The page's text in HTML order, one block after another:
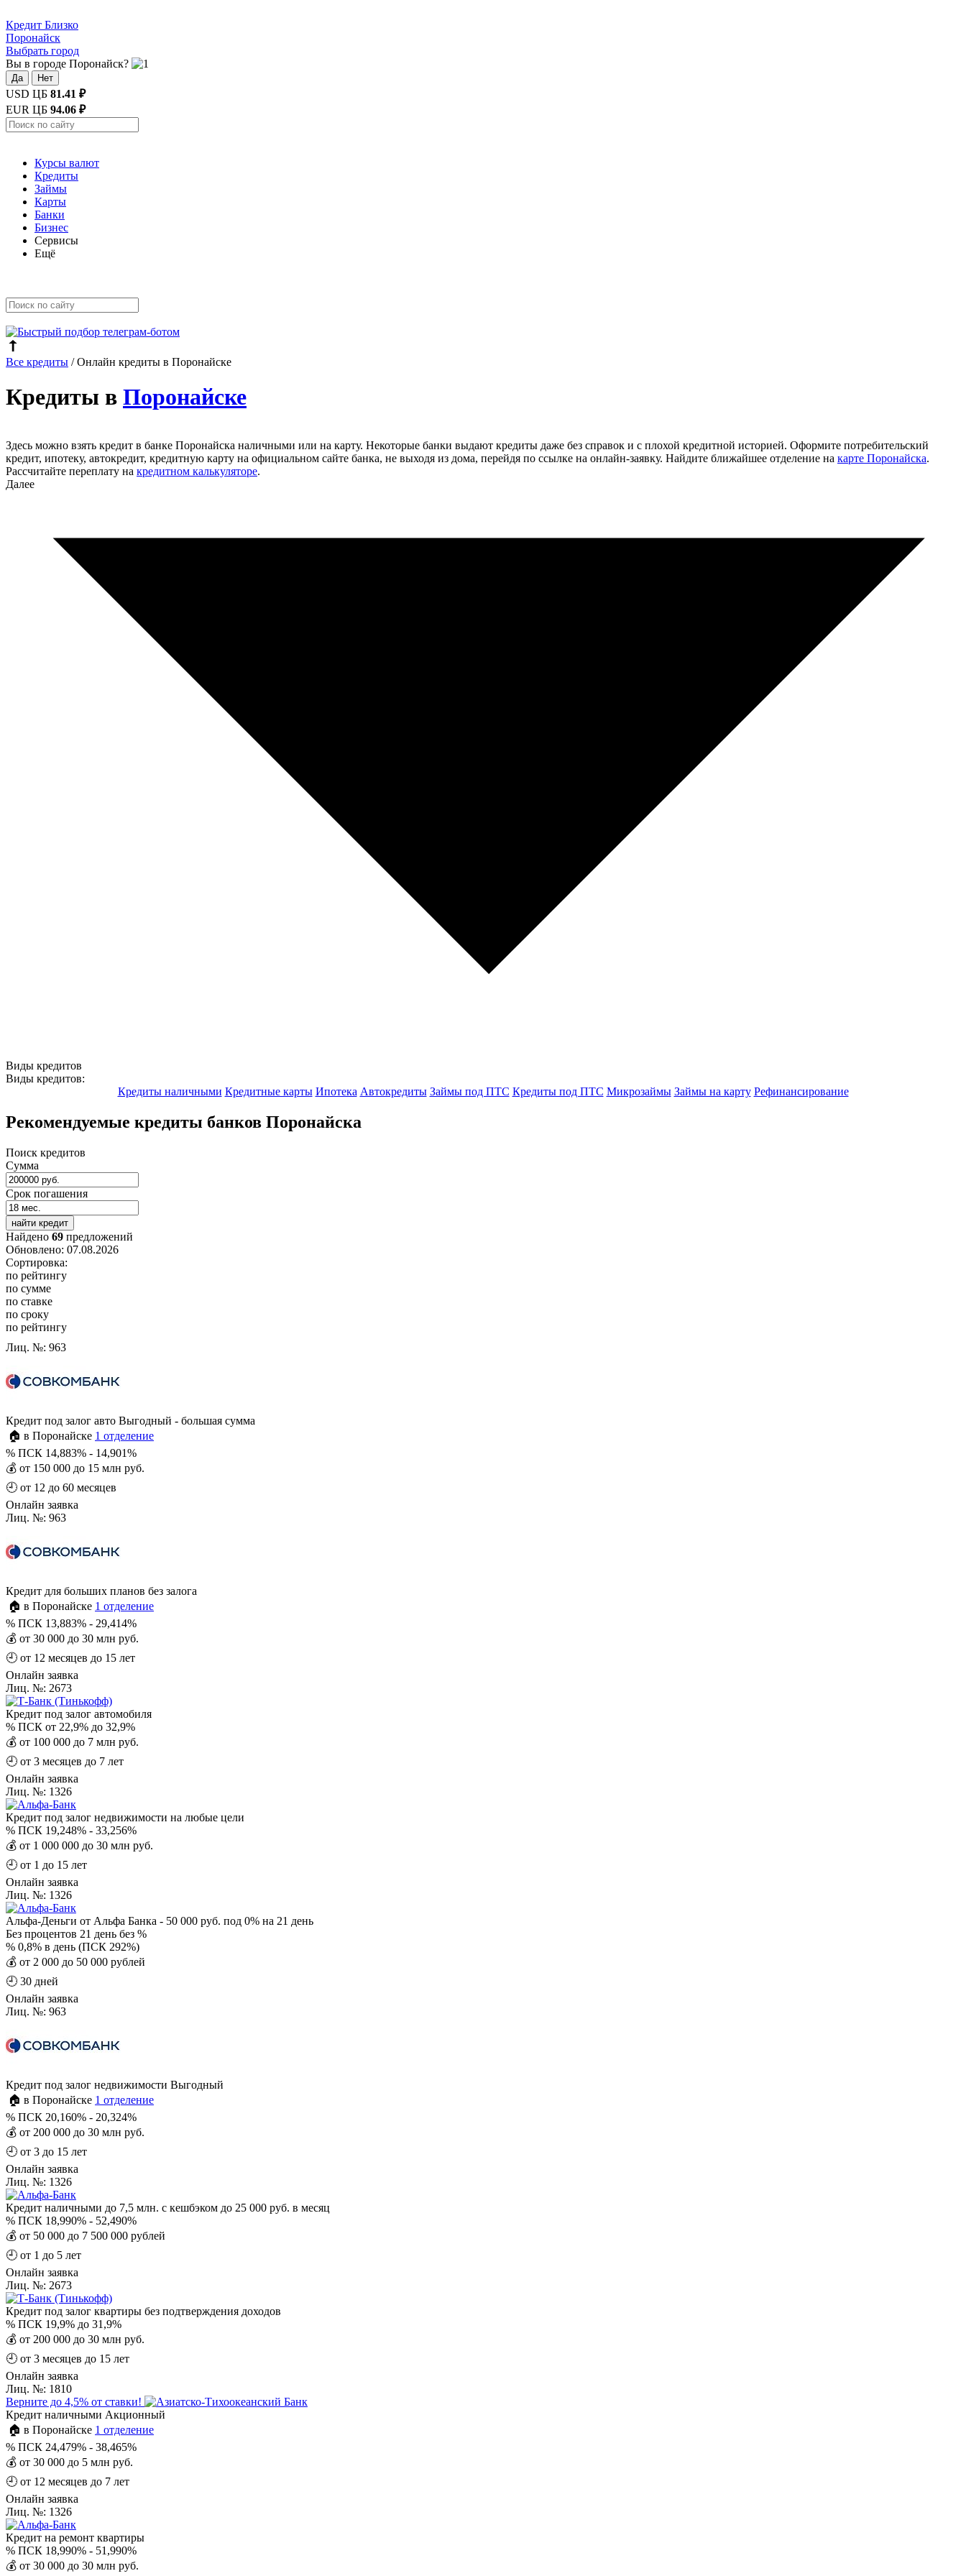
Кредит Близко
Поронайск
Выбрать город
Вы в городе Поронайск?
Да Нет
USD ЦБ 81.41 ₽
EUR ЦБ 94.06 ₽
Курсы валют
Кредиты
Займы
Карты
Банки
Бизнес
Сервисы
Ещё
Все кредиты /Онлайн кредиты в Поронайске
Кредиты в Поронайске
Здесь можно взять кредит в банке Поронайска наличными или на карту. Некоторые банки выдают кредиты даже без справок и с плохой кредитной историей. Оформите потребительский
кредит, ипотеку, автокредит, кредитную карту на официальном сайте банка, не выходя из дома, перейдя по ссылке на онлайн-заявку. Найдите ближайшее отделение на карте Поронайска.
Рассчитайте переплату на кредитном калькуляторе.
Далее
Виды кредитов
Виды кредитов:
Кредиты наличными Кредитные карты Ипотека Автокредиты Займы под ПТС Кредиты под ПТС Микрозаймы Займы на карту Рефинансирование
Рекомендуемые кредиты банков Поронайска
Поиск кредитов
Сумма
Срок погашения
найти кредит
Найдено 69 предложений
Обновлено: 07.08.2026
Сортировка:
по рейтингу
по сумме
по ставке
по сроку
по рейтингу
Лиц. №: 963
Кредит под залог авто Выгодный - большая сумма
🏠 в Поронайске 1 отделение
% ПСК 14,883% - 14,901%
💰 от 150 000 до 15 млн руб.
🕘 от 12 до 60 месяцев
Онлайн заявка
Лиц. №: 963
Кредит для больших планов без залога
🏠 в Поронайске 1 отделение
% ПСК 13,883% - 29,414%
💰 от 30 000 до 30 млн руб.
🕘 от 12 месяцев до 15 лет
Онлайн заявка
Лиц. №: 2673
Кредит под залог автомобиля
% ПСК от 22,9% до 32,9%
💰 от 100 000 до 7 млн руб.
🕘 от 3 месяцев до 7 лет
Онлайн заявка
Лиц. №: 1326
Кредит под залог недвижимости на любые цели
% ПСК 19,248% - 33,256%
💰 от 1 000 000 до 30 млн руб.
🕘 от 1 до 15 лет
Онлайн заявка
Лиц. №: 1326
Альфа-Деньги от Альфа Банка - 50 000 руб. под 0% на 21 день
Без процентов 21 день без %
% 0,8% в день (ПСК 292%)
💰 от 2 000 до 50 000 рублей
🕘 30 дней
Онлайн заявка
Лиц. №: 963
Кредит под залог недвижимости Выгодный
🏠 в Поронайске 1 отделение
% ПСК 20,160% - 20,324%
💰 от 200 000 до 30 млн руб.
🕘 от 3 до 15 лет
Онлайн заявка
Лиц. №: 1326
Кредит наличными до 7,5 млн. с кешбэком до 25 000 руб. в месяц
% ПСК 18,990% - 52,490%
💰 от 50 000 до 7 500 000 рублей
🕘 от 1 до 5 лет
Онлайн заявка
Лиц. №: 2673
Кредит под залог квартиры без подтверждения доходов
% ПСК 19,9% до 31,9%
💰 от 200 000 до 30 млн руб.
🕘 от 3 месяцев до 15 лет
Онлайн заявка
Лиц. №: 1810
Верните до 4,5% от ставки!
Кредит наличными Акционный
🏠 в Поронайске 1 отделение
% ПСК 24,479% - 38,465%
💰 от 30 000 до 5 млн руб.
🕘 от 12 месяцев до 7 лет
Онлайн заявка
Лиц. №: 1326
Кредит на ремонт квартиры
% ПСК 18,990% - 51,990%
💰 от 30 000 до 30 млн руб.